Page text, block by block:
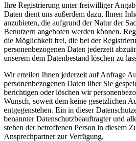
Ihre Registrierung unter freiwilliger
Daten dient uns außerdem dazu, Ihnen
anzubieten, die aufgrund der Natur der
Benutzern angeboten werden können.
die Möglichkeit frei, die bei der
personenbezogenen Daten jederzeit
unserem dem Datenbestand löschen zu
Wir erteilen Ihnen jederzeit auf Anfrage
personenbezogenen Daten über Sie
berichtigen oder löschen wir
Wunsch, soweit dem keine gesetzlichen
entgegenstehen. Ein in dieser
benannter Datenschutzbeauftragter und
stehen der betroffenen Person in diesem
Ansprechpartner zur Verfügung.